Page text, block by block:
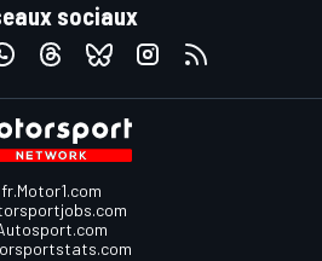
sociaux
fr.Motor1.com